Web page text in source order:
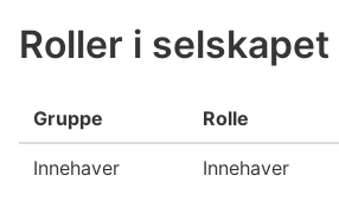
Roller i selskapet
Gruppe Rolle
Innehaver Innehaver